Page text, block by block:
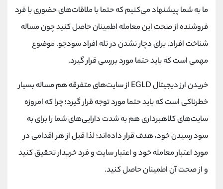
ما به شما پیشنهاد می‌کنیم که حتما با ملاقات‌های حضوری با فرد
فروشنده از صحت این معامله اطمینان حاصل کنید چون مساله
شناخت افراد، برای دچار نشدن در تله افراد سودجو، موضوع
مهمی است که باید حتما مورد بررسی قرار گیرد.
خریدن ارز دیجیتال EGLD از سایت‌های متفرقه هم مساله بسیار
خطرناکی است که باید حتما مورد توجه قرار گیرد؛ چرا که امروزه
سایت‌های کلاهبرداری هم به شدت دارایی‌های شما را برای به
سود رسیدن خود، هدف قرار داده‌اند؛ لذا قبل از هر اقدامی در
مورد اعتبار معامله خود و اعتبار سایت و فرد خریدار تحقیق کنید
و از صحت آن اطمینان حاصل کنید.